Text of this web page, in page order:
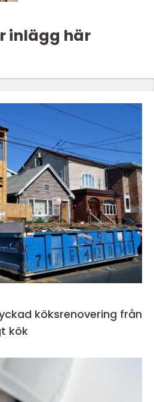
inlägg här
köksrenovering från
kök